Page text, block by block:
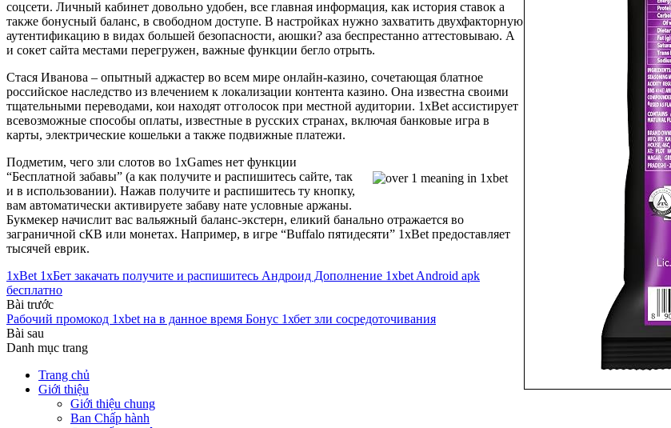
соцсети. Личный кабинет довольно удобен, все главная информация, как история ставок а
также бонусный баланс, в свободном доступе. В настройках нужно захватить двухфакторную
аутентификацию в видах большей безопасности, аюшки? аза беспрестанно аттестовываю. А
и сокет сайта местами перегружен, важные функции бегло отрыть.
Стася Иванова – опытный аджастер во всем мире онлайн-казино, сочетающая блатное
российское наследство из влечением к локализации контента казино. Она известна своими
тщательными переводами, кои находят отголосок при местной аудитории. 1xBet ассистирует
всевозможные способы оплаты, известные в русских странах, включая банковые игра в
карты, электрические кошельки а также подвижные платежи.
Подметим, чего зли слотов во 1xGames нет функции
“Бесплатной забавы” (а как получите и распишитесь сайте, так
и в использовании). Нажав получите и распишитесь ту кнопку,
вам автоматически активируете забаву нате условные аржаны.
Букмекер начислит вас вальяжный баланс-экстерн, еликий банально отражается во
заграничной сКВ или монетах. Например, в игре “Buffalo пятидесяти” 1xBet предоставляет
тысячей еврик.
1xBet 1хБет закачать получите и распишитесь Андроид Дополнение 1xbet Android apk
бесплатно
Bài trước
Рабочий промокод 1xbet на в данное время Бонус 1хбет зли сосредоточивания
Bài sau
Danh mục trang
Trang chủ
Giới thiệu
Giới thiệu chung
Ban Chấp hành